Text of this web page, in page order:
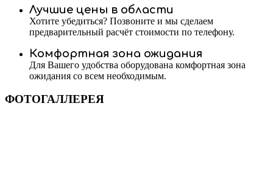
Лучшие цены в области
Хотите убедиться? Позвоните и мы сделаем
предварительный расчёт стоимости по телефону.
Комфортная зона ожидания
Для Вашего удобства оборудована комфортная зона
ожидания со всем необходимым.
ФОТОГАЛЛЕРЕЯ